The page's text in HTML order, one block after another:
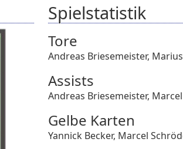
Spielstatistik
Tore
Andreas Briesemeister,
Assists
Andreas Briesemeister,
Gelbe Karten
Yannick Becker, Marcel